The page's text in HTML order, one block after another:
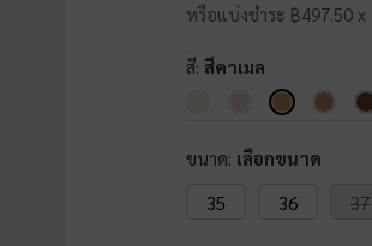
หรือแบ่งชำระ ฿497.50 x
สี: สีคาเมล
ขนาด: เลือกขนาด
35
36 37